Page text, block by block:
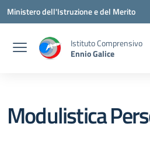
Vai ai contenuti
Vai al menu di navigazione
Vai al footer
Ministero dell'Istruzione e del Merito
Istituto Comprensivo
Ennio Galice
Modulistica